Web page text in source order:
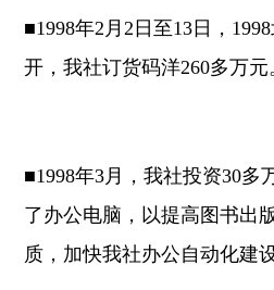
■1998年2月2日至13日，
开，我社订货码洋260多万元
■1998年3月，我社投资30多
了办公电脑，以提高图书出
质，加快我社办公自动化建设